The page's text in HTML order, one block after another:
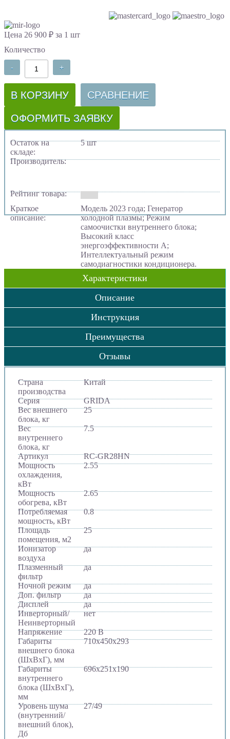
Цена 26 900 ₽ за 1 шт
Количество
- +
В КОРЗИНУ СРАВНЕНИЕ
ОФОРМИТЬ ЗАЯВКУ
Остаток на
складе:
5 шт
Производитель:
Рейтинг товара:
Краткое
описание:
Модель 2023 года; Генератор
холодной плазмы; Режим
самоочистки внутреннего блока;
Высокий класс
энергоэффективности А;
Интеллектуальный режим
самодиагностики кондиционера.
Характеристики
Описание
Инструкция
Преимущества
Отзывы
Страна
производства
Китай
Серия
GRIDA
Вес внешнего
блока, кг
25
Вес
внутреннего
блока, кг
7.5
Артикул
RC-GR28HN
Мощность
охлаждения,
кВт
2.55
Мощность
обогрева, кВт
2.65
Потребляемая
мощность, кВт
0.8
Площадь
помещения, м2
25
Ионизатор
воздуха
да
Плазменный
фильтр
да
Ночной режим
да
Доп. фильтр
да
Дисплей
да
Инверторный/
Неинверторный
нет
Напряжение
220 В
Габариты
внешнего блока
(ШхВхГ), мм
710х450х293
Габариты
внутреннего
блока (ШхВхГ),
мм
696х251х190
Уровень шума
(внутренний/
внешний блок),
Дб
27/49